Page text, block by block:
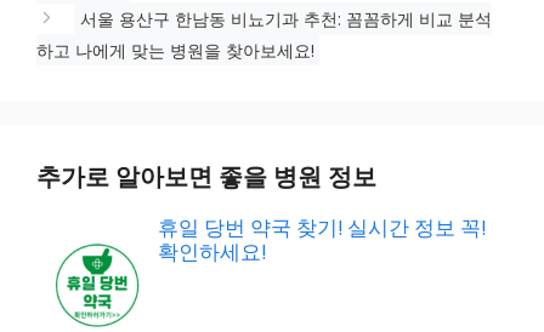
서울 용산구 한남동 비뇨기과 추천: 꼼꼼하게 비교 분석
하고 나에게 맞는 병원을 찾아보세요!
추가로 알아보면 좋을 병원 정보
휴일 당번 약국 찾기! 실시간 정보 꼭!
확인하세요!